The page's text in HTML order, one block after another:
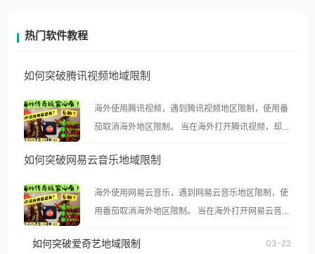
热门软件教程
如何突破腾讯视频地域限制
海外使用腾讯视频，遇到腾讯视频地区限制，使用番
茄取消海外地区限制。 当在海外打开腾讯视频，却突
示语。 海外用户如香港、澳门、台湾、美国、加拿
像其他音乐平台一样，出现地区及版权限制问题，且
仅能在中国大陆地区播放。 遇到这个问题的朋友们，
使用番茄回国加速器，即可解决「海外用户收听腾讯
如何突破网易云音乐地域限制
海外使用网易云音乐，遇到网易云音乐地区限制，使
用番茄取消海外地区限制。 当在海外打开网易云音
播放”的提示语。 海外用户如香港、澳门、台湾、美
如何突破爱奇艺地域限制 03-22